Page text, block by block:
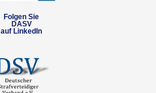
Folgen Sie
DASV
auf LinkedIn